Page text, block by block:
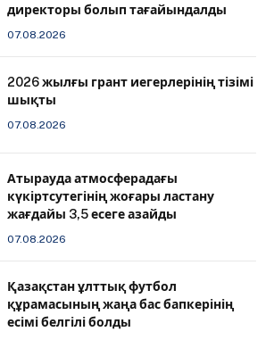
директоры болып тағайындалды
07.08.2026
2026 жылғы грант иегерлерінің тізімі
шықты
07.08.2026
Атырауда атмосферадағы
күкіртсутегінің жоғары ластану
жағдайы 3,5 есеге азайды
07.08.2026
Қазақстан ұлттық футбол
құрамасының жаңа бас бапкерінің
есімі белгілі болды